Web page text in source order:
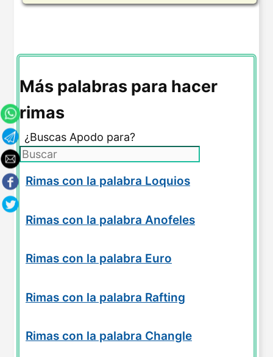
Más palabras para hacer
rimas
¿Buscas Apodo para?
Rimas con la palabra Loquios
Rimas con la palabra Anofeles
Rimas con la palabra Euro
Rimas con la palabra Rafting
Rimas con la palabra Changle